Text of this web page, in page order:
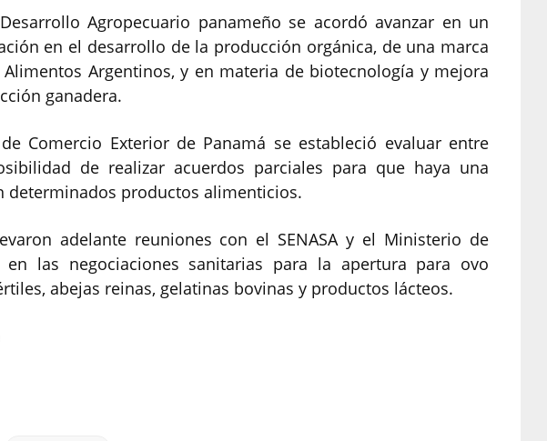
Agropecuario panameño se acordó avanzar en un
en el desarrollo de la producción orgánica, de una marca
Argentinos, y en materia de biotecnología y mejora
ganadera.
Comercio Exterior de Panamá se estableció evaluar entre
de realizar acuerdos parciales para que haya una
determinados productos alimenticios.
adelante reuniones con el SENASA y el Ministerio de
en las negociaciones sanitarias para la apertura para ovo
abejas reinas, gelatinas bovinas y productos lácteos.